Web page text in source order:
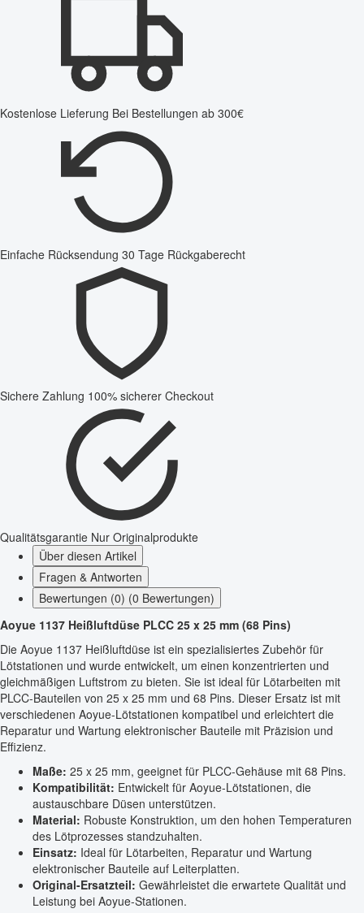
Kostenlose Lieferung Bei Bestellungen ab 300€
Einfache Rücksendung 30 Tage Rückgaberecht
Sichere Zahlung 100% sicherer Checkout
Qualitätsgarantie Nur Originalprodukte
Über diesen Artikel
Fragen & Antworten
Bewertungen (0) (0 Bewertungen)
Aoyue 1137 Heißluftdüse PLCC 25 x 25 mm (68 Pins)
Die Aoyue 1137 Heißluftdüse ist ein spezialisiertes Zubehör für
Lötstationen und wurde entwickelt, um einen konzentrierten und
gleichmäßigen Luftstrom zu bieten. Sie ist ideal für Lötarbeiten mit
PLCC-Bauteilen von 25 x 25 mm und 68 Pins. Dieser Ersatz ist mit
verschiedenen Aoyue-Lötstationen kompatibel und erleichtert die
Reparatur und Wartung elektronischer Bauteile mit Präzision und
Effizienz.
Maße: 25 x 25 mm, geeignet für PLCC-Gehäuse mit 68 Pins.
Kompatibilität: Entwickelt für Aoyue-Lötstationen, die
austauschbare Düsen unterstützen.
Material: Robuste Konstruktion, um den hohen Temperaturen
des Lötprozesses standzuhalten.
Einsatz: Ideal für Lötarbeiten, Reparatur und Wartung
elektronischer Bauteile auf Leiterplatten.
Original-Ersatzteil: Gewährleistet die erwartete Qualität und
Leistung bei Aoyue-Stationen.